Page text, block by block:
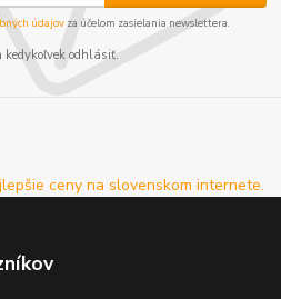
údajov za účelom zasielania newslettera.
kedykoľvek odhlásiť.